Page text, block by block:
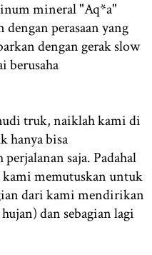
mineral "Aq*a"
perasaan yang
dengan gerak slow
berusaha
truk, naiklah kami di
hanya bisa
saja. Padahal
kami memutuskan untuk
dari kami mendirikan
dan sebagian lagi